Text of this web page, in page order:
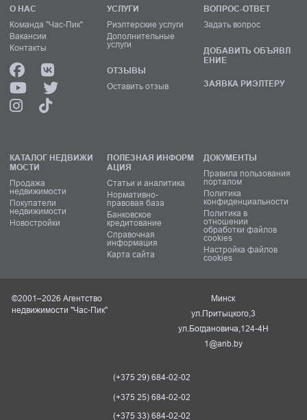
О НАС
Команда "Час-Пик"
Вакансии
Контакты
УСЛУГИ
Риэлтерские услуги
Дополнительные
услуги
ОТЗЫВЫ
Оставить отзыв
ВОПРОС-ОТВЕТ
Задать вопрос
ДОБАВИТЬ ОБЪЯВЛ
ЕНИЕ
ЗАЯВКА РИЭЛТЕРУ
КАТАЛОГ НЕДВИЖИ
МОСТИ
Продажа
недвижимости
Покупатели
недвижимости
Новостройки
ПОЛЕЗНАЯ ИНФОРМ
АЦИЯ
Статьи и аналитика
Нормативно-
правовая база
Банковское
кредитование
Справочная
информация
Карта сайта
ДОКУМЕНТЫ
Правила пользования
порталом
Политика
конфиденциальности
Политика в
отношении
обработки файлов
cookies
Настройка файлов
cookies
©2001–2026 Агентство
недвижимости "Час-Пик"
Минск
ул.Притыцкого,3
ул.Богдановича,124-4Н
1@anb.by
(+375 29) 684-02-02
(+375 25) 684-02-02
(+375 33) 684-02-02